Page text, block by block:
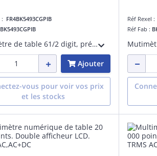
: FR4BK5493CGPIB
BK5493CGPIB
Mutimètre de table 61/2 digit, précision 35ppm. VAC, VDC, IAC, IDC, Résistance 2, 4 fils.Mesure de température. Double afficheur. Interface USB, RS-232, LAN,GPIB.
Ajouter
vous pour voir vos prix
et les stocks
Réf Rexel
Réf Fab :